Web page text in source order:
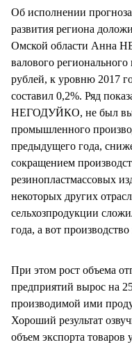
Об исполнении
развития региона
Омской области Анна
валового
рублей, к уровню 2017
составил 0,2%. Ряд
НЕГОДУЙКО, не был
промышленного
предыдущего года,
сокращением
резинопластмассовых
некоторых других
сельхозпродукции
года, а вот
При этом рост объема
предприятий вырос на
производимой ими
Хороший результат
объем экспорта